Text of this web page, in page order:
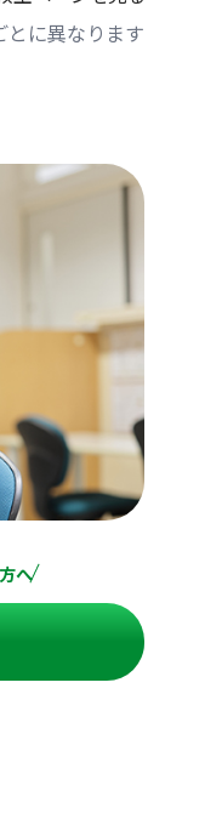
に異なります
へ